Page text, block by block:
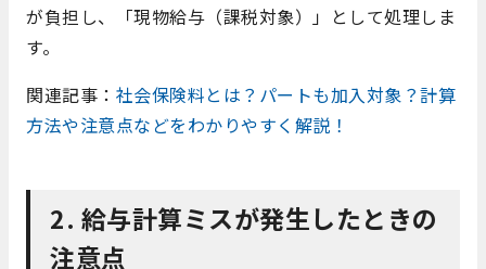
が負担し、「現物給与（課税対象）」として処理しま
す。
関連記事： 社会保険料とは？パートも加入対象？計算
方法や注意点などをわかりやすく解説！
2. 給与計算ミスが発生したときの
注意点